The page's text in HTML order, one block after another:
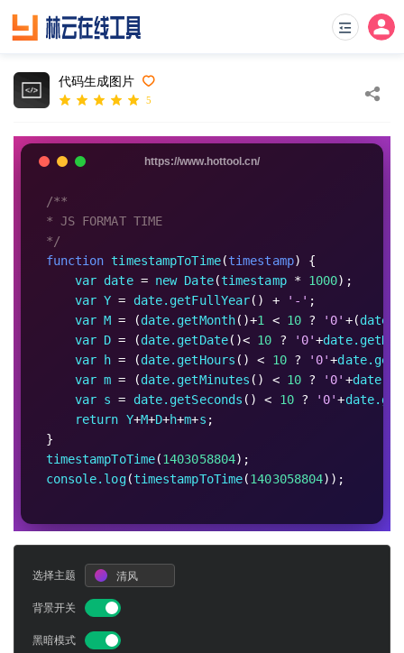
代码生成图片
5
/**
* JS FORMAT TIME
*/
function timestampToTime(timestamp) {
var date = new Date(timestamp * 1000);
var Y = date.getFullYear() + '-' ;
var M = (date.getMonth()+1 < 10 ? '0' +(
var D = (date.getDate()< 10 ? '0'+
var h = (date.getHours () < 10 ? '0'+
var m = (date.getMinutes () < 10 ? '0' +
var s = date.getSeconds () < 10 ? '0'+
return Y+M+D+h+m+s ;
}
timestampToTime(1403058804);
console.log(timestampToTime(1403058804));
选择主题 清风
背景开关
黑暗模式